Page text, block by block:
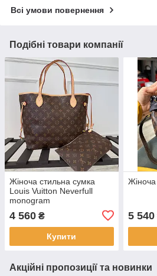
Всі умови повернення
Подібні товари компанії
Жіноча стильна сумка
Louis Vuitton Neverfull
monogram
4 560 ₴
Купити
5 540
Акційні пропозиції та новинки